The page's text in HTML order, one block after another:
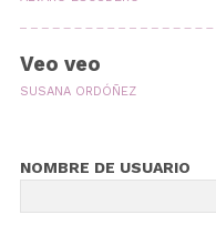
Veo veo
SUSANA ORDÓÑEZ
NOMBRE DE USUARIO